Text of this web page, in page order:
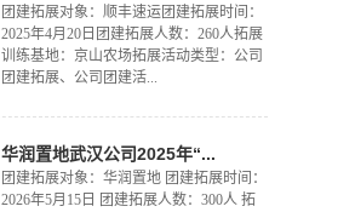
团建拓展对象：顺丰速运团建拓展时间：
2025年4月20日团建拓展人数：260人拓展
训练基地：京山农场拓展活动类型：公司
团建拓展、公司团建活...
华润置地武汉公司2025年“...
团建拓展对象：华润置地 团建拓展时间：
2026年5月15日 团建拓展人数：300人 拓